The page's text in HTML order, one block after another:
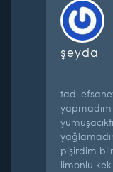
şeyda
tadı
pişirdim
limonlu kek